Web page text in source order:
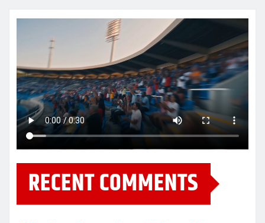
RECENT COMMENTS